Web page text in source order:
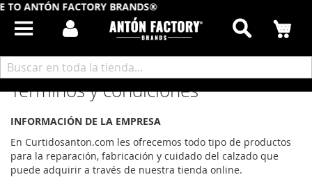
ANTÓN FACTORY BRANDS®
Buscar
Inicio Términos y Condiciones
Términos y condiciones
INFORMACIÓN DE LA EMPRESA
En Curtidosanton.com les ofrecemos todo tipo de productos
para la reparación, fabricación y cuidado del calzado que
puede adquirir a través de nuestra tienda online.